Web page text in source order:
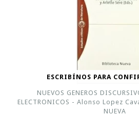
ESCRIBÍNOS PARA
NUEVOS GENEROS
ELECTRONICOS - Alonso Lopez
NUEVA